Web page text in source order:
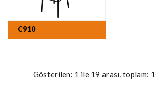
C910
Gösterilen: 1 ile 19 arası, toplam: